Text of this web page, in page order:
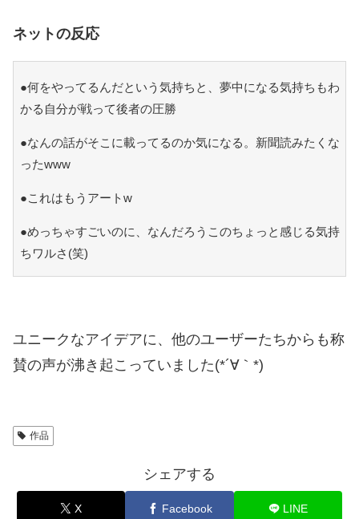
ネットの反応
●何をやってるんだという気持ちと、夢中になる気持ちもわ
かる自分が戦って後者の圧勝
●なんの話がそこに載ってるのか気になる。新聞読みたくな
ったwww
●これはもうアートw
●めっちゃすごいのに、なんだろうこのちょっと感じる気持
ちワルさ(笑)
ユニークなアイデアに、他のユーザーたちからも称
賛の声が沸き起こっていました(*´∀｀*)
作品
シェアする
X Facebook LINE